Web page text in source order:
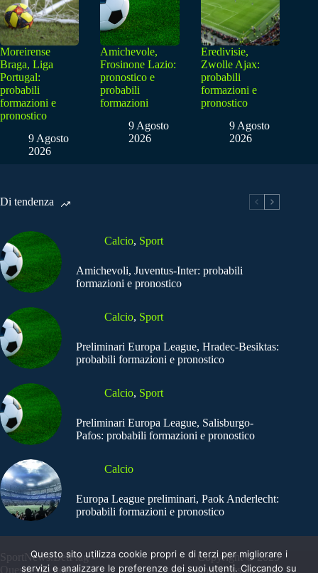
Moreirense
Braga, Liga
Portugal:
probabili
formazioni e
pronostico
9 Agosto
2026
Amichevole,
Frosinone Lazio:
pronostico e
probabili
formazioni
9 Agosto
2026
Eredivisie,
Zwolle Ajax:
probabili
formazioni e
pronostico
9 Agosto
2026
Di tendenza
Calcio, Sport
Amichevoli, Juventus-Inter: probabili
formazioni e pronostico
Calcio, Sport
Preliminari Europa League, Hradec-Besiktas:
probabili formazioni e pronostico
Calcio, Sport
Preliminari Europa League, Salisburgo-
Pafos: probabili formazioni e pronostico
Calcio
Europa League preliminari, Paok Anderlecht:
probabili formazioni e pronostico
SportNews.BetFlag -
Questo sito non
Copyright © 2025
SportNews BetFlag
Questo sito utilizza cookie propri e di terzi per migliorare i
servizi e analizzare le preferenze dei suoi utenti. Cliccando su